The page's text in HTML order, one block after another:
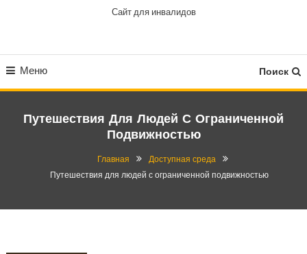
Сайт для инвалидов
Меню Поиск
Путешествия Для Людей С Ограниченной
Подвижностью
Главная
Доступная среда
Путешествия для людей с ограниченной подвижностью